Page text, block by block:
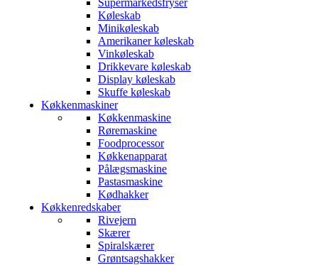
Supermarkedsfryser
Køleskab
Minikøleskab
Amerikaner køleskab
Vinkøleskab
Drikkevare køleskab
Display køleskab
Skuffe køleskab
Køkkenmaskiner
Køkkenmaskine
Røremaskine
Foodprocessor
Køkkenapparat
Pålægsmaskine
Pastasmaskine
Kødhakker
Køkkenredskaber
Rivejern
Skærer
Spiralskærer
Grøntsagshakker